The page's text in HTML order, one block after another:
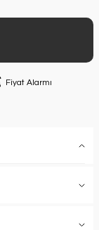
Fiyat Alarmı